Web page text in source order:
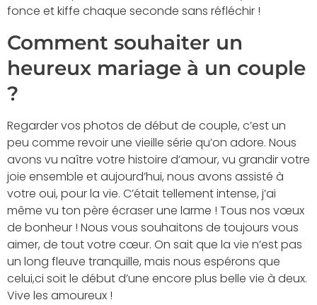
fonce et kiffe chaque seconde sans réfléchir !
Comment souhaiter un
heureux mariage à un couple
?
Regarder vos photos de début de couple, c’est un
peu comme revoir une vieille série qu’on adore. Nous
avons vu naître votre histoire d’amour, vu grandir votre
joie ensemble et aujourd’hui, nous avons assisté à
votre oui, pour la vie. C’était tellement intense, j’ai
même vu ton père écraser une larme ! Tous nos vœux
de bonheur ! Nous vous souhaitons de toujours vous
aimer, de tout votre cœur. On sait que la vie n’est pas
un long fleuve tranquille, mais nous espérons que
celui,ci soit le début d’une encore plus belle vie à deux.
Vive les amoureux !